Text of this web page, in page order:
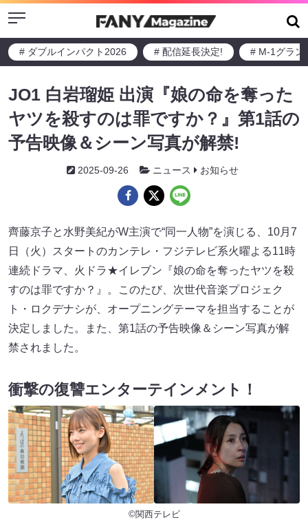
Menu
# ダブルインパクト2026 # 配信延長決定! # M-1グラン
JO1 白岩瑠姫 出演『娘の命を奪った
ヤツを殺すのは罪ですか？』第1話の
予告映像＆シーン写真が解禁!
2025-09-26 ニュース お知らせ
齊藤京子と水野美紀がW主演で“同一人物”を演じる、10月7
日（火）スタートのカンテレ・フジテレビ系火曜よる11時
連続ドラマ、火ドラ★イレブン『娘の命を奪ったヤツを殺
すのは罪ですか？』。このたび、次世代音楽プロジェク
ト・ロクデナシが、オープニングテーマを担当することが
決定しました。また、第1話の予告映像＆シーン写真が解
禁されました。
衝撃の復讐エンターテインメント！
©関西テレビ